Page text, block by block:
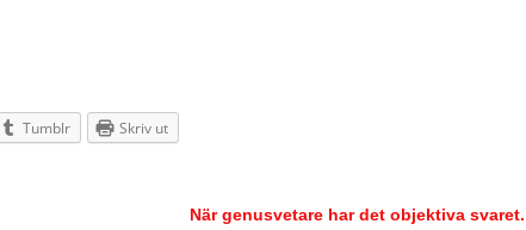
Tumblr Skriv ut
När genusvetare har det objektiva svaret.